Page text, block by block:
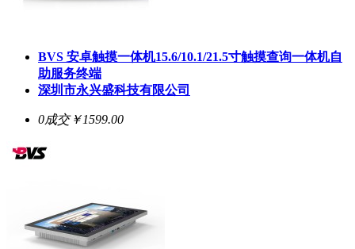
BVS 安卓触摸一体机15.6/10.1/21.5寸触摸查询一体机自
助服务终端
深圳市永兴盛科技有限公司
0成交￥1599.00